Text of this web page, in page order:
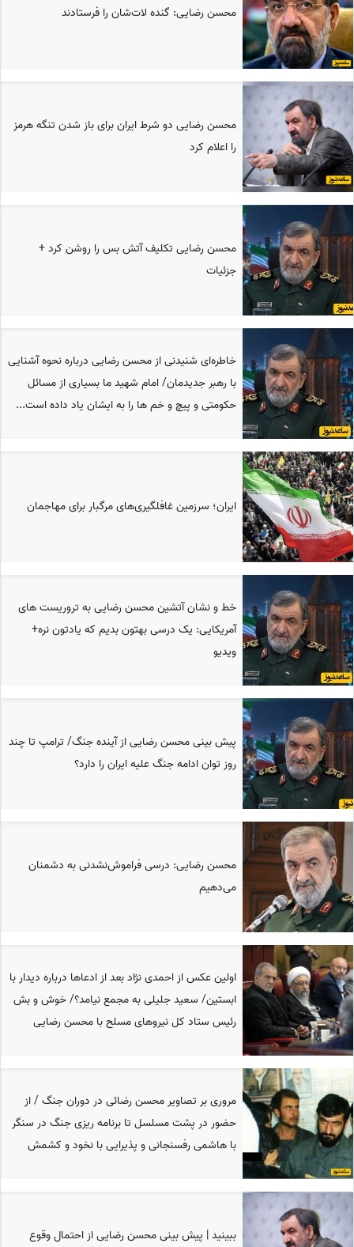
محسن رضایی: گنده لات‌شان را فرستادند
محسن رضایی دو شرط ایران برای باز شدن تنگه هرمز
را اعلام کرد
محسن رضایی تکلیف آتش بس را روشن کرد +
جزئیات
خاطره‌ای شنیدنی از محسن رضایی درباره نحوه آشنایی
با رهبر جدیدمان/ امام شهید ما بسیاری از مسائل
حکومتی و پیچ و خم ها را به ایشان یاد داده است...
ایران؛ سرزمین غافلگیری‌های مرگبار برای مهاجمان
خط و نشان آتشین محسن رضایی به تروریست های
آمریکایی: یک درسی بهتون بدیم که یادتون نره+
ویدیو
پیش بینی محسن رضایی از آینده جنگ/ ترامپ تا چند
روز توان ادامه جنگ علیه ایران را دارد؟
محسن رضایی: درسی فراموش‌نشدنی به دشمنان
می‌دهیم
اولین عکس از احمدی نژاد بعد از ادعاها درباره دیدار با
ابستین/ سعید جلیلی به مجمع نیامد؟/ خوش و بش
رئیس ستاد کل نیروهای مسلح با محسن رضایی
مروری بر تصاویر محسن رضائی در دوران جنگ / از
حضور در پشت مسلسل تا برنامه ریزی جنگ در سنگر
با هاشمی رفسنجانی و پذیرایی با نخود و کشمش
ببینید | پیش بینی محسن رضایی از احتمال وقوع